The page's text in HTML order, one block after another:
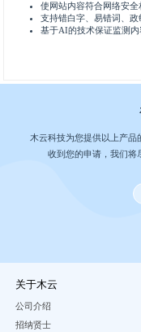
使网站内容符合网络安全
支持错白字、易错词、政
基于AI的技术保证监测内
木云科技为您提供以上产
收到您的申请，我们将
关于木云
公司介绍
招纳贤士